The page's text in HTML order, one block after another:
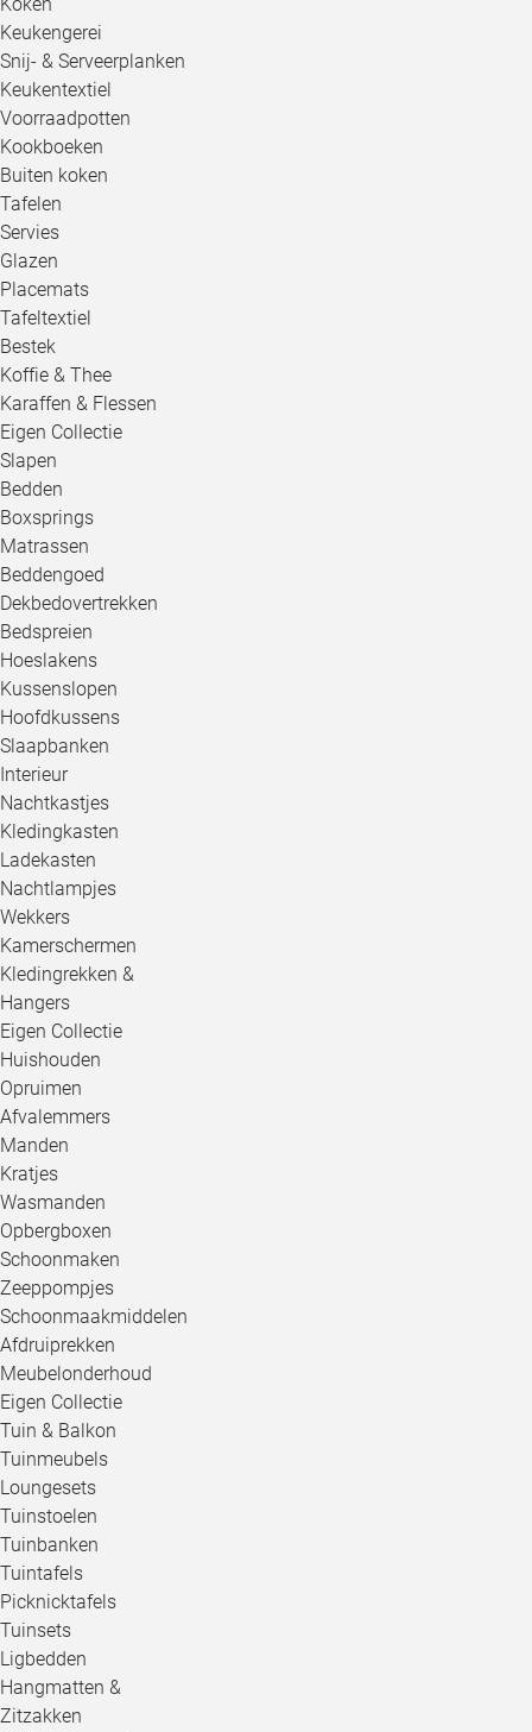
Keukengerei
Snij- & Serveerplanken
Keukentextiel
Voorraadpotten
Kookboeken
Buiten koken
Tafelen
Servies
Glazen
Placemats
Tafeltextiel
Bestek
Koffie & Thee
Karaffen & Flessen
Eigen Collectie
Slapen
Bedden
Boxsprings
Matrassen
Beddengoed
Dekbedovertrekken
Bedspreien
Hoeslakens
Kussenslopen
Hoofdkussens
Slaapbanken
Interieur
Nachtkastjes
Kledingkasten
Ladekasten
Nachtlampjes
Wekkers
Kamerschermen
Kledingrekken &
Hangers
Eigen Collectie
Huishouden
Opruimen
Afvalemmers
Manden
Kratjes
Wasmanden
Opbergboxen
Schoonmaken
Zeeppompjes
Schoonmaakmiddelen
Afdruiprekken
Meubelonderhoud
Eigen Collectie
Tuin & Balkon
Tuinmeubels
Loungesets
Tuinstoelen
Tuinbanken
Tuintafels
Picknicktafels
Tuinsets
Ligbedden
Hangmatten &
Zitzakken